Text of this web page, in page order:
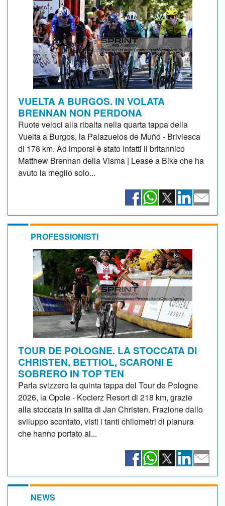
VUELTA A BURGOS. IN VOLATA
BRENNAN NON PERDONA
Ruote veloci alla ribalta nella quarta tappa della
Vuelta a Burgos, la Palazuelos de Muñó - Briviesca
di 178 km. Ad imporsi è stato infatti il britannico
Matthew Brennan della Visma | Lease a Bike che ha
avuto la meglio solo...
PROFESSIONISTI
TOUR DE POLOGNE. LA STOCCATA DI
CHRISTEN, BETTIOL, SCARONI E
SOBRERO IN TOP TEN
Parla svizzero la quinta tappa del Tour de Pologne
2026, la Opole - Kocierz Resort di 218 km, grazie
alla stoccata in salita di Jan Christen. Frazione dallo
sviluppo scontato, visti i tanti chilometri di pianura
che hanno portato ai...
NEWS